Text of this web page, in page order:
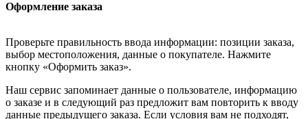
Оформление заказа
Проверьте правильность ввода информации: позиции заказа,
выбор местоположения, данные о покупателе. Нажмите
кнопку «Оформить заказ».
Наш сервис запоминает данные о пользователе, информацию
о заказе и в следующий раз предложит вам повторить к вводу
данные предыдущего заказа. Если условия вам не подходят,